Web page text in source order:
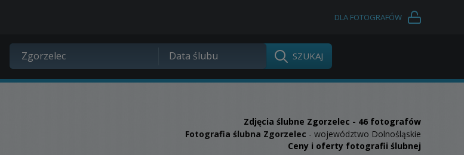
DLA FOTOGRAFÓW
Zdjęcia ślubne Zgorzelec - 46 fotografów
Fotografia ślubna Zgorzelec - województwo Dolnośląskie
Ceny i oferty fotografii ślubnej